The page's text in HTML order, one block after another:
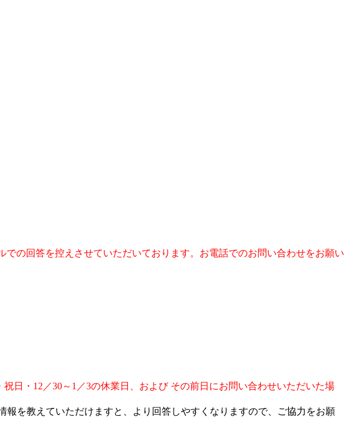
の回答を控えさせていただいております。お電話でのお問い合わせをお願い
日・12／30～1／3の休業日、および その前日にお問い合わせいただいた場
を教えていただけますと、より回答しやすくなりますので、ご協力をお願